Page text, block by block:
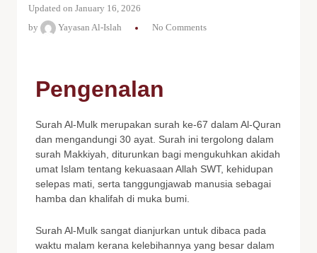
Updated on January 16, 2026
by
Yayasan Al-Islah No Comments
Pengenalan
Surah Al-Mulk merupakan surah ke-67 dalam Al-Quran
dan mengandungi 30 ayat. Surah ini tergolong dalam
surah Makkiyah, diturunkan bagi mengukuhkan akidah
umat Islam tentang kekuasaan Allah SWT, kehidupan
selepas mati, serta tanggungjawab manusia sebagai
hamba dan khalifah di muka bumi.
Surah Al-Mulk sangat dianjurkan untuk dibaca pada
waktu malam kerana kelebihannya yang besar dalam